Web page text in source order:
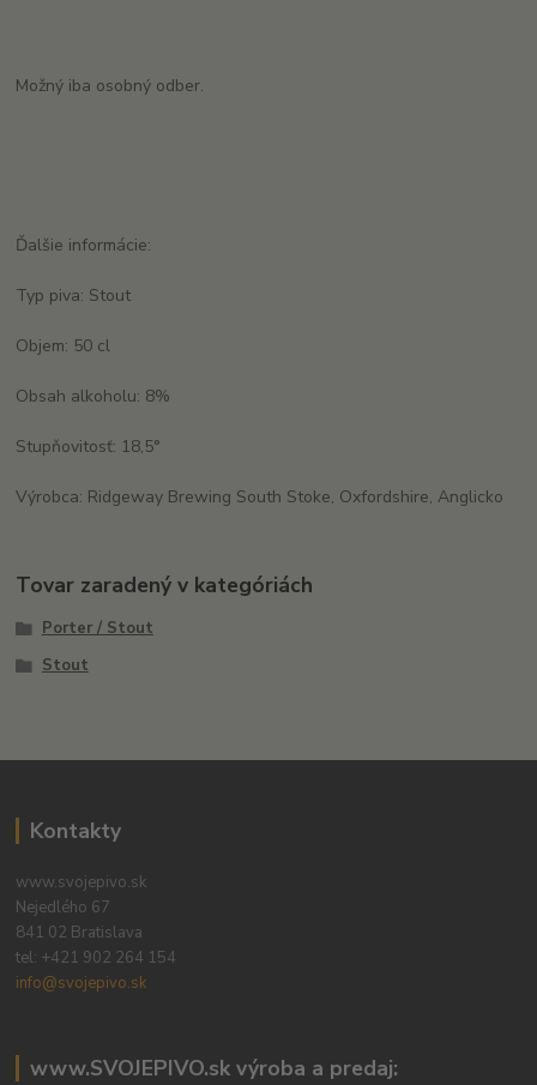
Možný iba osobný odber.
Ďalšie informácie:
Typ piva: Stout
Objem: 50 cl
Obsah alkoholu: 8%
Stupňovitosť: 18,5°
Výrobca: Ridgeway Brewing South Stoke, Oxfordshire, Anglicko
Tovar zaradený v kategóriách
Porter / Stout
Stout
Kontakty
www.svojepivo.sk
Nejedlého 67
841 02 Bratislava
tel: +421 902 264 154
info@svojepivo.sk
www.SVOJEPIVO.sk výroba a predaj: